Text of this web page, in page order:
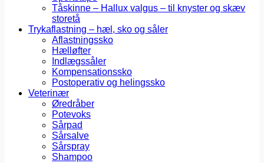
Tåskinne – Hallux valgus – til knyster og skæv
storetå
Trykaflastning – hæl, sko og såler
Aflastningssko
Hælløfter
Indlægssåler
Kompensationssko
Postoperativ og helingssko
Veterinær
Øredråber
Potevoks
Sårpad
Sårsalve
Sårspray
Shampoo